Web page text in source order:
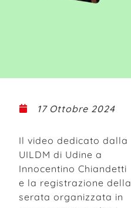
17 Ottobre 2024
Il video dedicato dalla
UILDM di Udine a
Innocentino Chiandetti
e la registrazione della
serata organizzata in